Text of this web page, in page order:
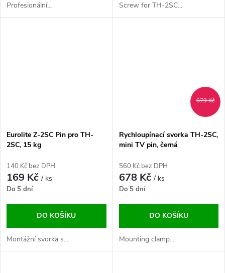
Profesionální... Screw for TH-2SC...
Eurolite Z-2SC Pin pro TH-
2SC, 15 kg
140 Kč bez DPH
169 Kč/ ks
Do 5 dní
DO KOŠÍKU
Montážní svorka s...
679 Kč
Rychloupínací svorka TH-2SC,
mini TV pin, černá
560 Kč bez DPH
678 Kč/ ks
Do 5 dní
DO KOŠÍKU
Mounting clamp...